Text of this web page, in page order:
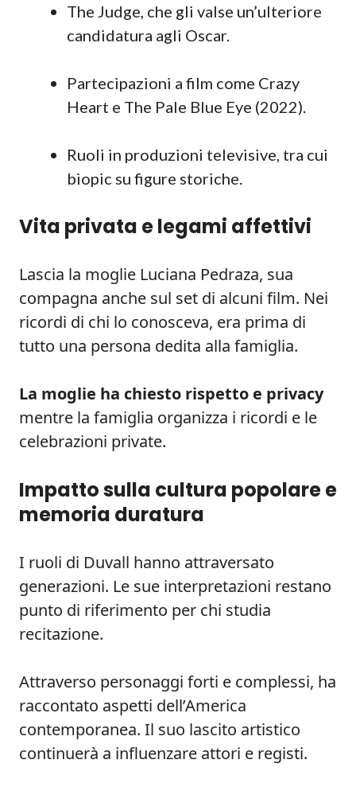
The Judge, che gli valse un’ulteriore
candidatura agli Oscar.
Partecipazioni a film come Crazy
Heart e The Pale Blue Eye (2022).
Ruoli in produzioni televisive, tra cui
biopic su figure storiche.
Vita privata e legami affettivi
Lascia la moglie Luciana Pedraza, sua
compagna anche sul set di alcuni film. Nei
ricordi di chi lo conosceva, era prima di
tutto una persona dedita alla famiglia.
La moglie ha chiesto rispetto e privacy
mentre la famiglia organizza i ricordi e le
celebrazioni private.
Impatto sulla cultura popolare e
memoria duratura
I ruoli di Duvall hanno attraversato
generazioni. Le sue interpretazioni restano
punto di riferimento per chi studia
recitazione.
Attraverso personaggi forti e complessi, ha
raccontato aspetti dell’America
contemporanea. Il suo lascito artistico
continuerà a influenzare attori e registi.